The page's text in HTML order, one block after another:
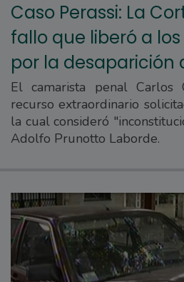
Caso Perassi: La
fallo que liberó a
por la desaparición
El camarista penal Carlos
recurso extraordinario
la cual consideró
Adolfo Prunotto Laborde.